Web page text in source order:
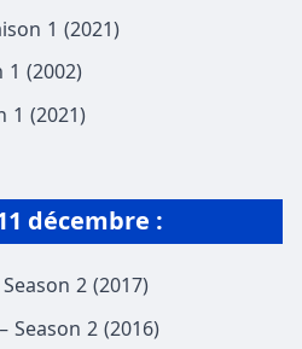
1 (2021)
1 (2002)
1 (2021)
décembre :
Season 2 (2017)
– Season 2 (2016)